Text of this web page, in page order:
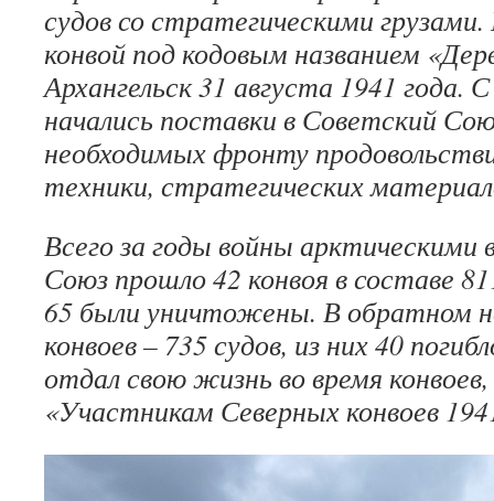
судов со стратегическими
конвой под кодовым названием
Архангельск 31 августа 1941 года.
начались поставки в Советский
необходимых фронту
техники, стратегических
Всего за годы войны арктическими
Союз прошло 42 конвоя в составе
65 были уничтожены. В обратном
конвоев – 735 судов, из них 40
отдал свою жизнь во время
«Участникам Северных конвоев